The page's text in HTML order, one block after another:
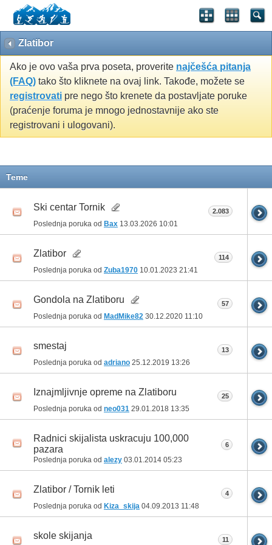
Zlatibor
Ako je ovo vaša prva poseta, proverite najčešća pitanja
(FAQ) tako što kliknete na ovaj link. Takođe, možete se
registrovati pre nego što krenete da postavljate poruke
(praćenje foruma je mnogo jednostavnije ako ste
registrovani i ulogovani).
Teme
Ski centar Tornik
Poslednja poruka od Bax 13.03.2026 10:01
2.083
Zlatibor
Poslednja poruka od Zuba1970 10.01.2023 21:41
114
Gondola na Zlatiboru
Poslednja poruka od MadMike82 30.12.2020 11:10
57
smestaj
Poslednja poruka od adriano 25.12.2019 13:26
13
Iznajmljivnje opreme na Zlatiboru
Poslednja poruka od neo031 29.01.2018 13:35
25
Radnici skijalista uskracuju 100,000
pazara
Poslednja poruka od alezy 03.01.2014 05:23
6
Zlatibor / Tornik leti
Poslednja poruka od Kiza_skija 04.09.2013 11:48
4
skole skijanja 11